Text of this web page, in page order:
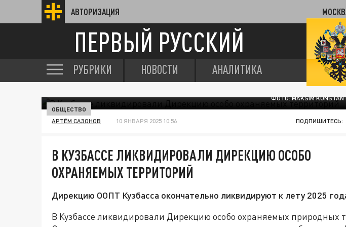
АВТОРИЗАЦИЯ
ПЕРВЫЙ РУССКИЙ
РУБРИКИ НОВОСТИ АНАЛИТИКА
ФОТО: MAKSIM
ОБЩЕСТВО
АРТЁМ САЗОНОВ 10 ЯНВАРЯ 2025 10:56 ПОДПИШИТЕСЬ:
В КУЗБАССЕ ЛИКВИДИРОВАЛИ ДИРЕКЦИЮ ОСОБО
ОХРАНЯЕМЫХ ТЕРРИТОРИЙ
Дирекцию ООПТ Кузбасса окончательно ликвидируют к лету 2025
В Кузбассе ликвидировали Дирекцию особо охраняемых природных